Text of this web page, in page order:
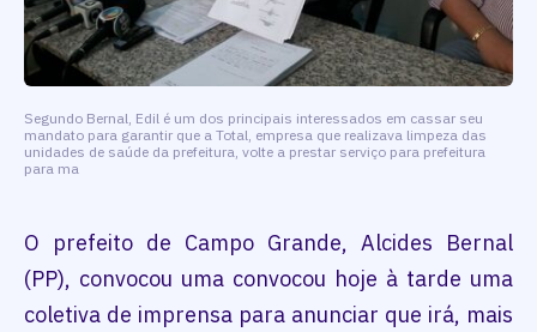
Segundo Bernal, Edil é um dos principais interessados em cassar seu
mandato para garantir que a Total, empresa que realizava limpeza das
unidades de saúde da prefeitura, volte a prestar serviço para prefeitura
para ma
O prefeito de Campo Grande, Alcides Bernal
(PP), convocou uma convocou hoje à tarde uma
coletiva de imprensa para anunciar que irá, mais